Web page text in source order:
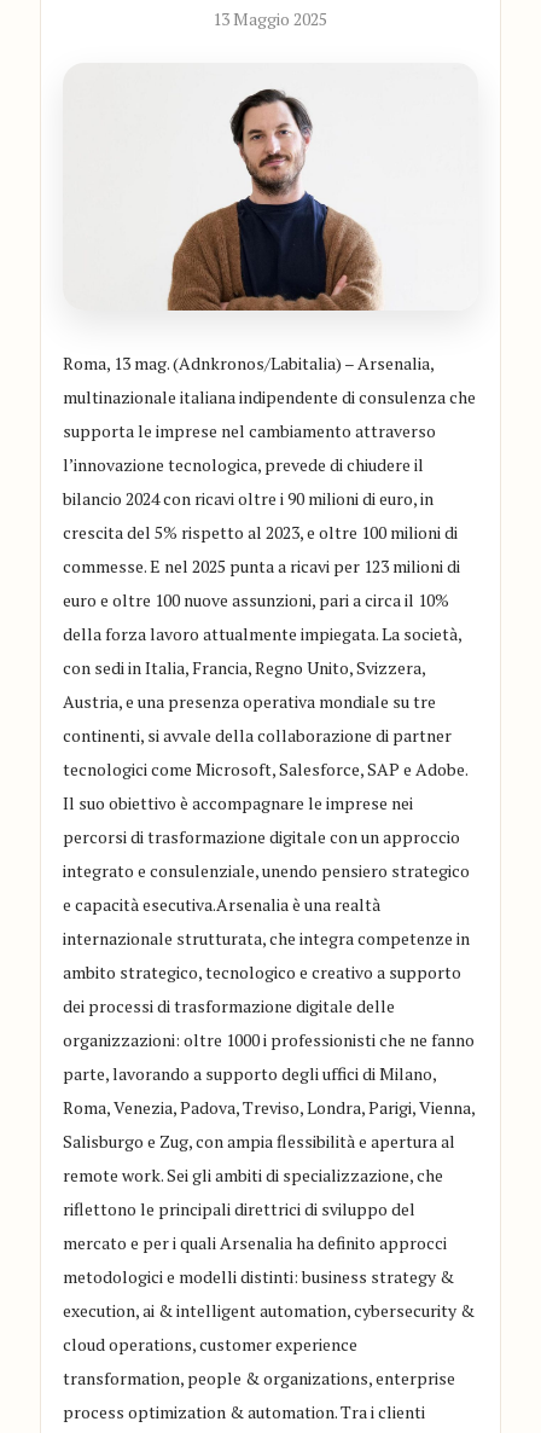
13 Maggio 2025
Roma, 13 mag. (Adnkronos/Labitalia) – Arsenalia,
multinazionale italiana indipendente di consulenza che
supporta le imprese nel cambiamento attraverso
l’innovazione tecnologica, prevede di chiudere il
bilancio 2024 con ricavi oltre i 90 milioni di euro, in
crescita del 5% rispetto al 2023, e oltre 100 milioni di
commesse. E nel 2025 punta a ricavi per 123 milioni di
euro e oltre 100 nuove assunzioni, pari a circa il 10%
della forza lavoro attualmente impiegata. La società,
con sedi in Italia, Francia, Regno Unito, Svizzera,
Austria, e una presenza operativa mondiale su tre
continenti, si avvale della collaborazione di partner
tecnologici come Microsoft, Salesforce, SAP e Adobe.
Il suo obiettivo è accompagnare le imprese nei
percorsi di trasformazione digitale con un approccio
integrato e consulenziale, unendo pensiero strategico
e capacità esecutiva.Arsenalia è una realtà
internazionale strutturata, che integra competenze in
ambito strategico, tecnologico e creativo a supporto
dei processi di trasformazione digitale delle
organizzazioni: oltre 1000 i professionisti che ne fanno
parte, lavorando a supporto degli uffici di Milano,
Roma, Venezia, Padova, Treviso, Londra, Parigi, Vienna,
Salisburgo e Zug, con ampia flessibilità e apertura al
remote work. Sei gli ambiti di specializzazione, che
riflettono le principali direttrici di sviluppo del
mercato e per i quali Arsenalia ha definito approcci
metodologici e modelli distinti: business strategy &
execution, ai & intelligent automation, cybersecurity &
cloud operations, customer experience
transformation, people & organizations, enterprise
process optimization & automation. Tra i clienti